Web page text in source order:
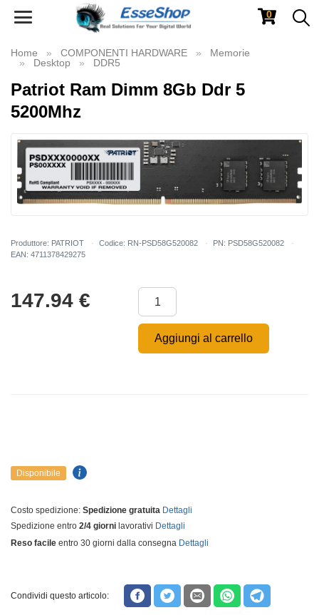
Toggle
0
Home COMPONENTI HARDWARE
Memorie
Desktop
DDR5
Patriot Ram Dimm 8Gb Ddr 5
5200Mhz
Produttore: PATRIOT Codice: RN-PSD58G520082
PN: PSD58G520082
EAN: 4711378429275
147.94 €
Aggiungi al carrello
Disponibile
Costo spedizione: Spedizione gratuita Dettagli
Spedizione entro 2/4 giorni lavorativi Dettagli
Reso facile entro 30 giorni dalla consegna Dettagli
Condividi questo articolo: